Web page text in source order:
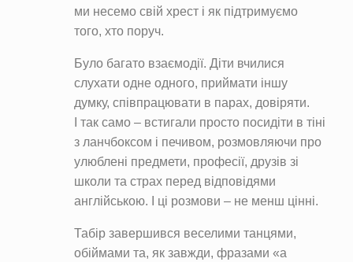
ми несемо свій хрест і як підтримуємо
того, хто поруч.
Було багато взаємодії. Діти вчилися
слухати одне одного, приймати іншу
думку, співпрацювати в парах, довіряти.
І так само – встигали просто посидіти в тіні
з ланчбоксом і печивом, розмовляючи про
улюблені предмети, професії, друзів зі
школи та страх перед відповідями
англійською. І ці розмови – не менш цінні.
Табір завершився веселими танцями,
обіймами та, як завжди, фразами «а